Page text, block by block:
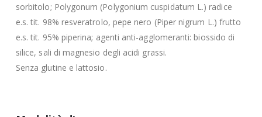
sorbitolo; Polygonum (Polygonium cuspidatum L.) radice
e.s. tit. 98% resveratrolo, pepe nero (Piper nigrum L.) frutto
e.s. tit. 95% piperina; agenti anti-agglomeranti: biossido di
silice, sali di magnesio degli acidi grassi.
Senza glutine e lattosio.